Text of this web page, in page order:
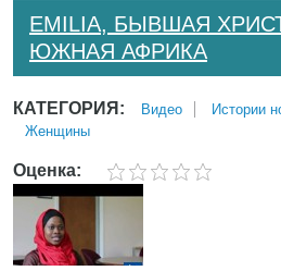
EMILIA, БЫВШАЯ
ЮЖНАЯ АФРИКА
КАТЕГОРИЯ: Bидео
Истории
Женщины
Оценка: